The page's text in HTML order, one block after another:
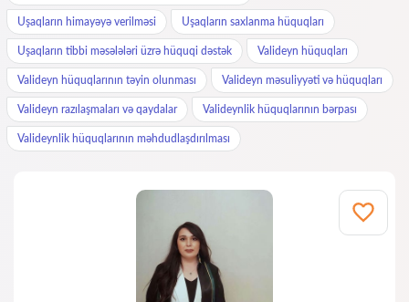
Uşaqların himayəyə verilməsi Uşaqların saxlanma hüquqları
Uşaqların tibbi məsələləri üzrə hüquqi dəstək Valideyn hüquqları
Valideyn hüquqlarının təyin olunması Valideyn məsuliyyəti və hüquqları
Valideyn razılaşmaları və qaydalar Valideynlik hüquqlarının bərpası
Valideynlik hüquqlarının məhdudlaşdırılması